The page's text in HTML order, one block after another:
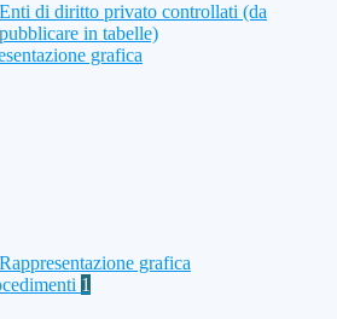
Enti di diritto privato controllati (da
pubblicare in tabelle)
grafica
Rappresentazione grafica
1